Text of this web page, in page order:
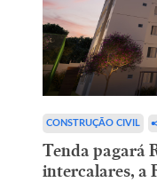
CONSTRUÇÃO CIVIL
Tenda pagará
intercalares, a